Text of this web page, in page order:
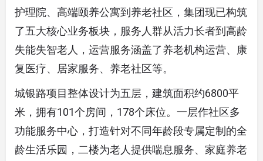
护理院、高端颐养公寓到养老社区，集团现已构筑
了五大核心业务板块，服务人群从活力长者到高龄
失能失智老人，运营服务涵盖了养老机构运营、康
复医疗、居家服务、养老社区等。
城银路项目整体设计为五层，建筑面积约6800平
米，拥有101个房间，178个床位。一层作社区多
功能服务中心，打造针对不同年龄段专属定制的全
龄生活乐园，二楼为老人提供喘息服务、家庭养老